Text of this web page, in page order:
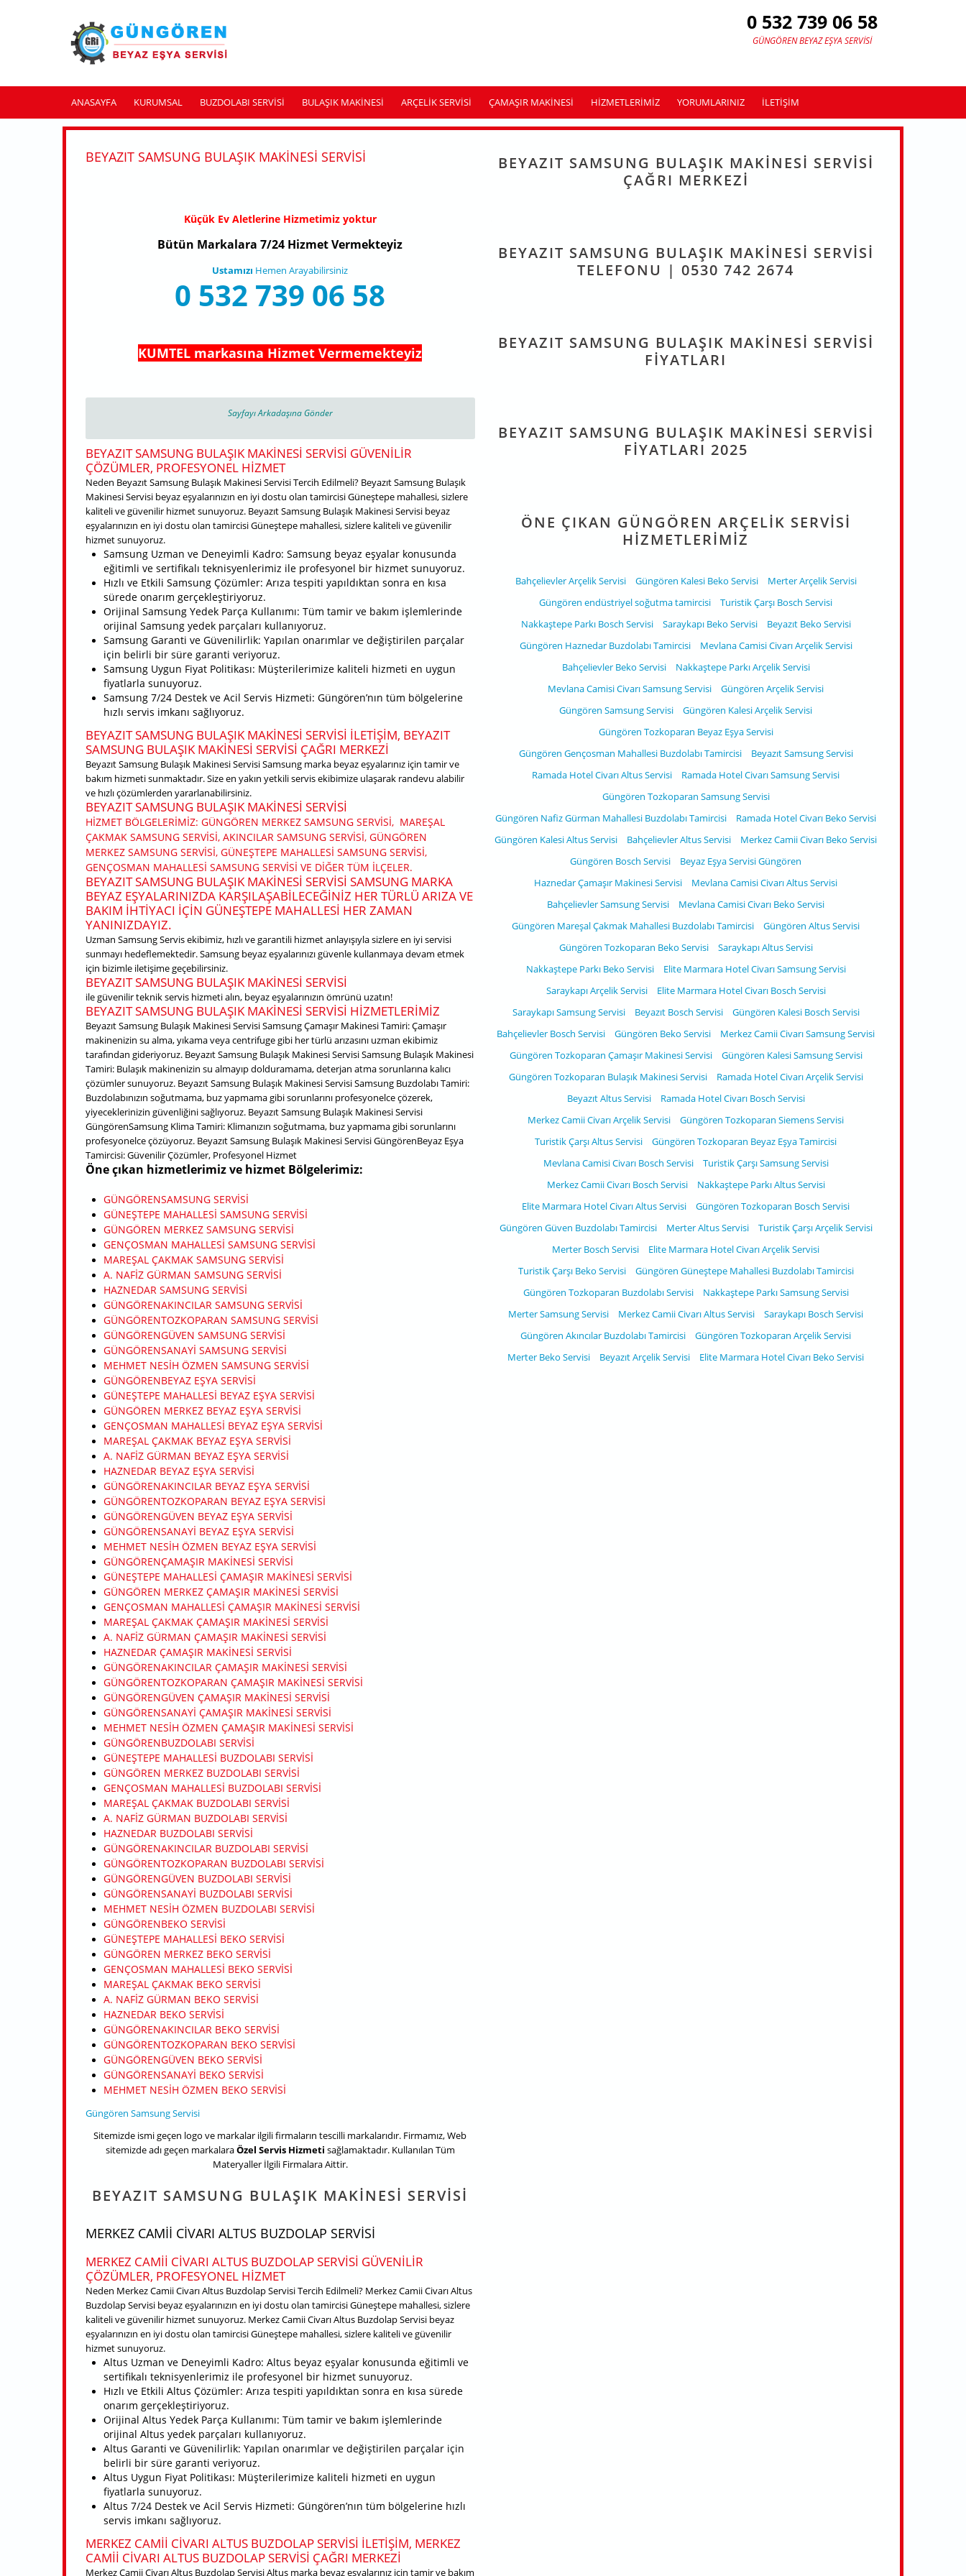
0 532 739 06 58
GÜNGÖREN BEYAZ EŞYA SERVISI
ANASAYFA KURUMSAL BUZDOLABI SERVISI BULAŞIK MAKINESI ARÇELIK SERVISI ÇAMAŞIR MAKINESI HIZMETLERIMIZ YORUMLARINIZ ILETIŞIM
BEYAZIT SAMSUNG BULAŞIK MAKINESI SERVISI
Küçük Ev Aletlerine Hizmetimiz yoktur
Bütün Markalara 7/24 Hizmet Vermekteyiz
Ustamızı Hemen Arayabilirsiniz
0 532 739 06 58
KUMTEL markasına Hizmet Vermemekteyiz
Sayfayı Arkadaşına Gönder
BEYAZIT SAMSUNG BULAŞIK MAKINESI SERVISI GÜVENILIR
ÇÖZÜMLER, PROFESYONEL HIZMET
Neden Beyazıt Samsung Bulaşık Makinesi Servisi Tercih Edilmeli? Beyazıt Samsung Bulaşık
Makinesi Servisi beyaz eşyalarınızın en iyi dostu olan tamircisi Güneştepe mahallesi, sizlere
kaliteli ve güvenilir hizmet sunuyoruz. Beyazıt Samsung Bulaşık Makinesi Servisi beyaz
eşyalarınızın en iyi dostu olan tamircisi Güneştepe mahallesi, sizlere kaliteli ve güvenilir
hizmet sunuyoruz.
Samsung Uzman ve Deneyimli Kadro: Samsung beyaz eşyalar konusunda
eğitimli ve sertifikalı teknisyenlerimiz ile profesyonel bir hizmet sunuyoruz.
Hızlı ve Etkili Samsung Çözümler: Arıza tespiti yapıldıktan sonra en kısa
sürede onarım gerçekleştiriyoruz.
Orijinal Samsung Yedek Parça Kullanımı: Tüm tamir ve bakım işlemlerinde
orijinal Samsung yedek parçaları kullanıyoruz.
Samsung Garanti ve Güvenilirlik: Yapılan onarımlar ve değiştirilen parçalar
için belirli bir süre garanti veriyoruz.
Samsung Uygun Fiyat Politikası: Müşterilerimize kaliteli hizmeti en uygun
fiyatlarla sunuyoruz.
Samsung 7/24 Destek ve Acil Servis Hizmeti: Güngören’nın tüm bölgelerine
hızlı servis imkanı sağlıyoruz.
BEYAZIT SAMSUNG BULAŞIK MAKINESI SERVISI ILETIŞIM, BEYAZIT
SAMSUNG BULAŞIK MAKINESI SERVISI ÇAĞRI MERKEZI
Beyazıt Samsung Bulaşık Makinesi Servisi Samsung marka beyaz eşyalarınız için tamir ve
bakım hizmeti sunmaktadır. Size en yakın yetkili servis ekibimize ulaşarak randevu alabilir
ve hızlı çözümlerden yararlanabilirsiniz.
BEYAZIT SAMSUNG BULAŞIK MAKINESI SERVISI
HIZMET BÖLGELERIMIZ: GÜNGÖREN MERKEZ SAMSUNG SERVISI, MAREŞAL
ÇAKMAK SAMSUNG SERVISI, AKINCILAR SAMSUNG SERVISI, GÜNGÖREN
MERKEZ SAMSUNG SERVISI, GÜNEŞTEPE MAHALLESI SAMSUNG SERVISI,
GENÇOSMAN MAHALLESI SAMSUNG SERVISI VE DIĞER TÜM ILÇELER.
BEYAZIT SAMSUNG BULAŞIK MAKINESI SERVISI SAMSUNG MARKA
BEYAZ EŞYALARINIZDA KARŞILAŞABILECEĞINIZ HER TÜRLÜ ARIZA VE
BAKIM IHTIYACI IÇIN GÜNEŞTEPE MAHALLESI HER ZAMAN
YANINIZDAYIZ.
Uzman Samsung Servis ekibimiz, hızlı ve garantili hizmet anlayışıyla sizlere en iyi servisi
sunmayı hedeflemektedir. Samsung beyaz eşyalarınızı güvenle kullanmaya devam etmek
için bizimle iletişime geçebilirsiniz.
BEYAZIT SAMSUNG BULAŞIK MAKINESI SERVISI
ile güvenilir teknik servis hizmeti alın, beyaz eşyalarınızın ömrünü uzatın!
BEYAZIT SAMSUNG BULAŞIK MAKINESI SERVISI HIZMETLERIMIZ
Beyazıt Samsung Bulaşık Makinesi Servisi Samsung Çamaşır Makinesi Tamiri: Çamaşır
makinenizin su alma, yıkama veya centrifuge gibi her türlü arızasını uzman ekibimiz
tarafından gideriyoruz. Beyazıt Samsung Bulaşık Makinesi Servisi Samsung Bulaşık Makinesi
Tamiri: Bulaşık makinenizin su almayıp dolduramama, deterjan atma sorunlarına kalıcı
çözümler sunuyoruz. Beyazıt Samsung Bulaşık Makinesi Servisi Samsung Buzdolabı Tamiri:
Buzdolabınızın soğutmama, buz yapmama gibi sorunlarını profesyonelce çözerek,
yiyeceklerinizin güvenliğini sağlıyoruz. Beyazıt Samsung Bulaşık Makinesi Servisi
GüngörenSamsung Klima Tamiri: Klimanızın soğutmama, buz yapmama gibi sorunlarını
profesyonelce çözüyoruz. Beyazıt Samsung Bulaşık Makinesi Servisi GüngörenBeyaz Eşya
Tamircisi: Güvenilir Çözümler, Profesyonel Hizmet
Öne çıkan hizmetlerimiz ve hizmet Bölgelerimiz:
GÜNGÖRENSAMSUNG SERVISI
GÜNEŞTEPE MAHALLESI SAMSUNG SERVISI
GÜNGÖREN MERKEZ SAMSUNG SERVISI
GENÇOSMAN MAHALLESI SAMSUNG SERVISI
MAREŞAL ÇAKMAK SAMSUNG SERVISI
A. NAFIZ GÜRMAN SAMSUNG SERVISI
HAZNEDAR SAMSUNG SERVISI
GÜNGÖRENAKINCILAR SAMSUNG SERVISI
GÜNGÖRENTOZKOPARAN SAMSUNG SERVISI
GÜNGÖRENGÜVEN SAMSUNG SERVISI
GÜNGÖRENSANAYI SAMSUNG SERVISI
MEHMET NESIH ÖZMEN SAMSUNG SERVISI
GÜNGÖRENBEYAZ EŞYA SERVISI
GÜNEŞTEPE MAHALLESI BEYAZ EŞYA SERVISI
GÜNGÖREN MERKEZ BEYAZ EŞYA SERVISI
GENÇOSMAN MAHALLESI BEYAZ EŞYA SERVISI
MAREŞAL ÇAKMAK BEYAZ EŞYA SERVISI
A. NAFIZ GÜRMAN BEYAZ EŞYA SERVISI
HAZNEDAR BEYAZ EŞYA SERVISI
GÜNGÖRENAKINCILAR BEYAZ EŞYA SERVISI
GÜNGÖRENTOZKOPARAN BEYAZ EŞYA SERVISI
GÜNGÖRENGÜVEN BEYAZ EŞYA SERVISI
GÜNGÖRENSANAYI BEYAZ EŞYA SERVISI
MEHMET NESIH ÖZMEN BEYAZ EŞYA SERVISI
GÜNGÖRENÇAMAŞIR MAKINESI SERVISI
GÜNEŞTEPE MAHALLESI ÇAMAŞIR MAKINESI SERVISI
GÜNGÖREN MERKEZ ÇAMAŞIR MAKINESI SERVISI
GENÇOSMAN MAHALLESI ÇAMAŞIR MAKINESI SERVISI
MAREŞAL ÇAKMAK ÇAMAŞIR MAKINESI SERVISI
A. NAFIZ GÜRMAN ÇAMAŞIR MAKINESI SERVISI
HAZNEDAR ÇAMAŞIR MAKINESI SERVISI
GÜNGÖRENAKINCILAR ÇAMAŞIR MAKINESI SERVISI
GÜNGÖRENTOZKOPARAN ÇAMAŞIR MAKINESI SERVISI
GÜNGÖRENGÜVEN ÇAMAŞIR MAKINESI SERVISI
GÜNGÖRENSANAYI ÇAMAŞIR MAKINESI SERVISI
MEHMET NESIH ÖZMEN ÇAMAŞIR MAKINESI SERVISI
GÜNGÖRENBUZDOLABI SERVISI
GÜNEŞTEPE MAHALLESI BUZDOLABI SERVISI
GÜNGÖREN MERKEZ BUZDOLABI SERVISI
GENÇOSMAN MAHALLESI BUZDOLABI SERVISI
MAREŞAL ÇAKMAK BUZDOLABI SERVISI
A. NAFIZ GÜRMAN BUZDOLABI SERVISI
HAZNEDAR BUZDOLABI SERVISI
GÜNGÖRENAKINCILAR BUZDOLABI SERVISI
GÜNGÖRENTOZKOPARAN BUZDOLABI SERVISI
GÜNGÖRENGÜVEN BUZDOLABI SERVISI
GÜNGÖRENSANAYI BUZDOLABI SERVISI
MEHMET NESIH ÖZMEN BUZDOLABI SERVISI
GÜNGÖRENBEKO SERVISI
GÜNEŞTEPE MAHALLESI BEKO SERVISI
GÜNGÖREN MERKEZ BEKO SERVISI
GENÇOSMAN MAHALLESI BEKO SERVISI
MAREŞAL ÇAKMAK BEKO SERVISI
A. NAFIZ GÜRMAN BEKO SERVISI
HAZNEDAR BEKO SERVISI
GÜNGÖRENAKINCILAR BEKO SERVISI
GÜNGÖRENTOZKOPARAN BEKO SERVISI
GÜNGÖRENGÜVEN BEKO SERVISI
GÜNGÖRENSANAYI BEKO SERVISI
MEHMET NESIH ÖZMEN BEKO SERVISI
Güngören Samsung Servisi
Sitemizde ismi geçen logo ve markalar ilgili firmaların tescilli markalarıdır. Firmamız, Web
sitemizde adı geçen markalaraÖzel Servis Hizmeti sağlamaktadır. Kullanılan Tüm
Materyaller İlgili Firmalara Aittir.
BEYAZIT SAMSUNG BULAŞIK MAKINESI SERVISI
MERKEZ CAMII CIVARI ALTUS BUZDOLAP SERVISI
MERKEZ CAMII CIVARI ALTUS BUZDOLAP SERVISI GÜVENILIR
ÇÖZÜMLER, PROFESYONEL HIZMET
Neden Merkez Camii Civarı Altus Buzdolap Servisi Tercih Edilmeli? Merkez Camii Civarı Altus
Buzdolap Servisi beyaz eşyalarınızın en iyi dostu olan tamircisi Güneştepe mahallesi, sizlere
kaliteli ve güvenilir hizmet sunuyoruz. Merkez Camii Civarı Altus Buzdolap Servisi beyaz
eşyalarınızın en iyi dostu olan tamircisi Güneştepe mahallesi, sizlere kaliteli ve güvenilir
hizmet sunuyoruz.
Altus Uzman ve Deneyimli Kadro: Altus beyaz eşyalar konusunda eğitimli ve
sertifikalı teknisyenlerimiz ile profesyonel bir hizmet sunuyoruz.
Hızlı ve Etkili Altus Çözümler: Arıza tespiti yapıldıktan sonra en kısa sürede
onarım gerçekleştiriyoruz.
Orijinal Altus Yedek Parça Kullanımı: Tüm tamir ve bakım işlemlerinde
orijinal Altus yedek parçaları kullanıyoruz.
Altus Garanti ve Güvenilirlik: Yapılan onarımlar ve değiştirilen parçalar için
belirli bir süre garanti veriyoruz.
Altus Uygun Fiyat Politikası: Müşterilerimize kaliteli hizmeti en uygun
fiyatlarla sunuyoruz.
Altus 7/24 Destek ve Acil Servis Hizmeti: Güngören’nın tüm bölgelerine hızlı
servis imkanı sağlıyoruz.
MERKEZ CAMII CIVARI ALTUS BUZDOLAP SERVISI ILETIŞIM, MERKEZ
CAMII CIVARI ALTUS BUZDOLAP SERVISI ÇAĞRI MERKEZI
Merkez Camii Civarı Altus Buzdolap Servisi Altus marka beyaz eşyalarınız için tamir ve bakım
BEYAZIT SAMSUNG BULAŞIK MAKINESI SERVISI
ÇAĞRI MERKEZI
BEYAZIT SAMSUNG BULAŞIK MAKINESI SERVISI
TELEFONU | 0530 742 2674
BEYAZIT SAMSUNG BULAŞIK MAKINESI SERVISI
FIYATLARI
BEYAZIT SAMSUNG BULAŞIK MAKINESI SERVISI
FIYATLARI 2025
ÖNE ÇIKAN GÜNGÖREN ARÇELIK SERVISI
HIZMETLERIMIZ
Bahçelievler Arçelik Servisi Güngören Kalesi Beko Servisi
Merter Arçelik Servisi
Güngören endüstriyel soğutma tamircisi
Turistik Çarşı Bosch Servisi
Nakkaştepe Parkı Bosch Servisi
Saraykapı Beko Servisi
Beyazıt Beko Servisi
Güngören Haznedar Buzdolabı Tamircisi
Mevlana Camisi Civarı Arçelik Servisi
Bahçelievler Beko Servisi
Nakkaştepe Parkı Arçelik Servisi
Mevlana Camisi Civarı Samsung Servisi
Güngören Arçelik Servisi
Güngören Samsung Servisi
Güngören Kalesi Arçelik Servisi
Güngören Tozkoparan Beyaz Eşya Servisi
Güngören Gençosman Mahallesi Buzdolabı Tamircisi
Beyazıt Samsung Servisi
Ramada Hotel Civarı Altus Servisi
Ramada Hotel Civarı Samsung Servisi
Güngören Tozkoparan Samsung Servisi
Güngören Nafiz Gürman Mahallesi Buzdolabı Tamircisi
Ramada Hotel Civarı Beko Servisi
Güngören Kalesi Altus Servisi
Bahçelievler Altus Servisi
Merkez Camii Civarı Beko Servisi
Güngören Bosch Servisi
Beyaz Eşya Servisi Güngören
Haznedar Çamaşır Makinesi Servisi
Mevlana Camisi Civarı Altus Servisi
Bahçelievler Samsung Servisi
Mevlana Camisi Civarı Beko Servisi
Güngören Mareşal Çakmak Mahallesi Buzdolabı Tamircisi
Güngören Altus Servisi
Güngören Tozkoparan Beko Servisi
Saraykapı Altus Servisi
Nakkaştepe Parkı Beko Servisi
Elite Marmara Hotel Civarı Samsung Servisi
Saraykapı Arçelik Servisi
Elite Marmara Hotel Civarı Bosch Servisi
Saraykapı Samsung Servisi
Beyazıt Bosch Servisi
Güngören Kalesi Bosch Servisi
Bahçelievler Bosch Servisi
Güngören Beko Servisi
Merkez Camii Civarı Samsung Servisi
Güngören Tozkoparan Çamaşır Makinesi Servisi
Güngören Kalesi Samsung Servisi
Güngören Tozkoparan Bulaşık Makinesi Servisi
Ramada Hotel Civarı Arçelik Servisi
Beyazıt Altus Servisi
Ramada Hotel Civarı Bosch Servisi
Merkez Camii Civarı Arçelik Servisi
Güngören Tozkoparan Siemens Servisi
Turistik Çarşı Altus Servisi
Güngören Tozkoparan Beyaz Eşya Tamircisi
Mevlana Camisi Civarı Bosch Servisi
Turistik Çarşı Samsung Servisi
Merkez Camii Civarı Bosch Servisi
Nakkaştepe Parkı Altus Servisi
Elite Marmara Hotel Civarı Altus Servisi
Güngören Tozkoparan Bosch Servisi
Güngören Güven Buzdolabı Tamircisi
Merter Altus Servisi
Turistik Çarşı Arçelik Servisi
Merter Bosch Servisi
Elite Marmara Hotel Civarı Arçelik Servisi
Turistik Çarşı Beko Servisi
Güngören Güneştepe Mahallesi Buzdolabı Tamircisi
Güngören Tozkoparan Buzdolabı Servisi
Nakkaştepe Parkı Samsung Servisi
Merter Samsung Servisi
Merkez Camii Civarı Altus Servisi
Saraykapı Bosch Servisi
Güngören Akıncılar Buzdolabı Tamircisi
Güngören Tozkoparan Arçelik Servisi
Merter Beko Servisi
Beyazıt Arçelik Servisi Elite Marmara Hotel Civarı Beko Servisi